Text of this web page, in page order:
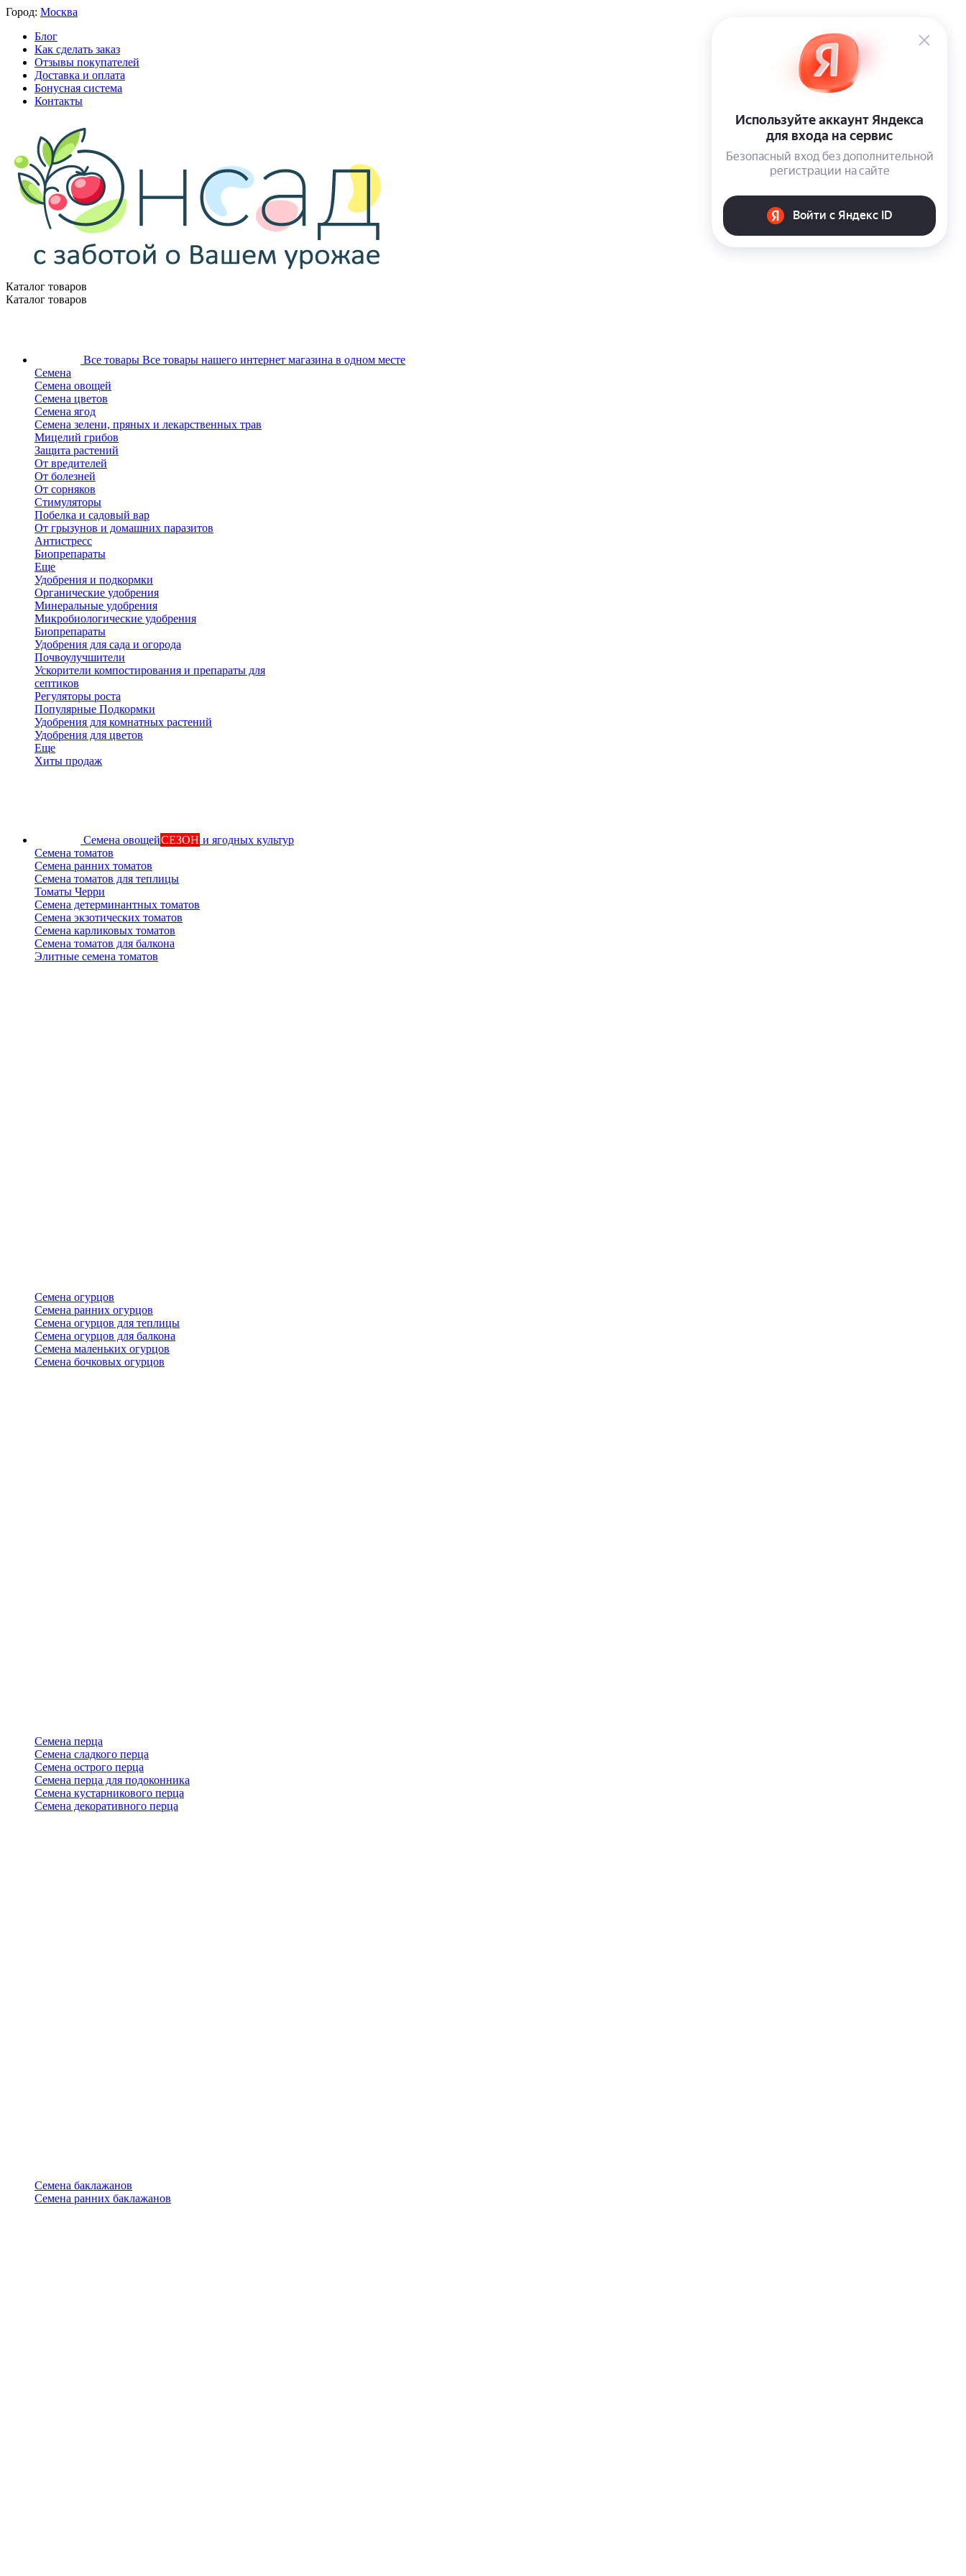
Город: Москва
Блог
Как сделать заказ
Отзывы покупателей
Доставка и оплата
Бонусная система
Контакты
Каталог товаров
Каталог товаров
Все товары Все товары нашего интернет магазина в одном месте
Семена
Семена овощей
Семена цветов
Семена ягод
Семена зелени, пряных и лекарственных трав
Мицелий грибов
Защита растений
От вредителей
От болезней
От сорняков
Стимуляторы
Побелка и садовый вар
От грызунов и домашних паразитов
Антистресс
Биопрепараты
Еще
Удобрения и подкормки
Органические удобрения
Минеральные удобрения
Микробиологические удобрения
Биопрепараты
Удобрения для сада и огорода
Почвоулучшители
Ускорители компостирования и препараты для
септиков
Регуляторы роста
Популярные Подкормки
Удобрения для комнатных растений
Удобрения для цветов
Еще
Хиты продаж
Семена овощейСЕЗОН и ягодных культур
Семена томатов
Семена ранних томатов
Семена томатов для теплицы
Томаты Черри
Семена детерминантных томатов
Семена экзотических томатов
Семена карликовых томатов
Семена томатов для балкона
Элитные семена томатов
Семена огурцов
Семена ранних огурцов
Семена огурцов для теплицы
Семена огурцов для балкона
Семена маленьких огурцов
Семена бочковых огурцов
Семена перца
Семена сладкого перца
Семена острого перца
Семена перца для подоконника
Семена кустарникового перца
Семена декоративного перца
Семена баклажанов
Семена ранних баклажанов